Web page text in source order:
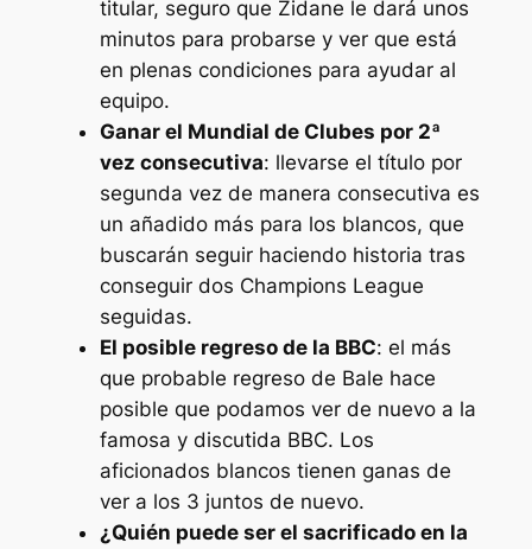
titular, seguro que Zidane le dará unos
minutos para probarse y ver que está
en plenas condiciones para ayudar al
equipo.
Ganar el Mundial de Clubes por 2ª
vez consecutiva: llevarse el título por
segunda vez de manera consecutiva es
un añadido más para los blancos, que
buscarán seguir haciendo historia tras
conseguir dos Champions League
seguidas.
El posible regreso de la BBC: el más
que probable regreso de Bale hace
posible que podamos ver de nuevo a la
famosa y discutida BBC. Los
aficionados blancos tienen ganas de
ver a los 3 juntos de nuevo.
¿Quién puede ser el sacrificado en la